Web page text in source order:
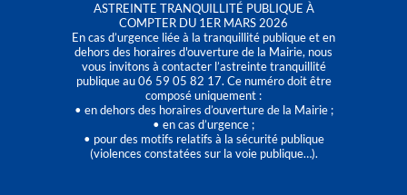
ASTREINTE TRANQUILLITÉ PUBLIQUE À
COMPTER DU 1ER MARS 2026
En cas d’urgence liée à la tranquillité publique et en
dehors des horaires d'ouverture de la Mairie, nous
vous invitons à contacter l’astreinte tranquillité
publique au 06 59 05 82 17. Ce numéro doit être
composé uniquement :
• en dehors des horaires d’ouverture de la Mairie ;
• en cas d’urgence ;
• pour des motifs relatifs à la sécurité publique
(violences constatées sur la voie publique…).